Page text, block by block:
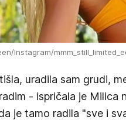
Instagram/
uradila sam grudi,
- ispričala je Milica
je tamo radila "sve i